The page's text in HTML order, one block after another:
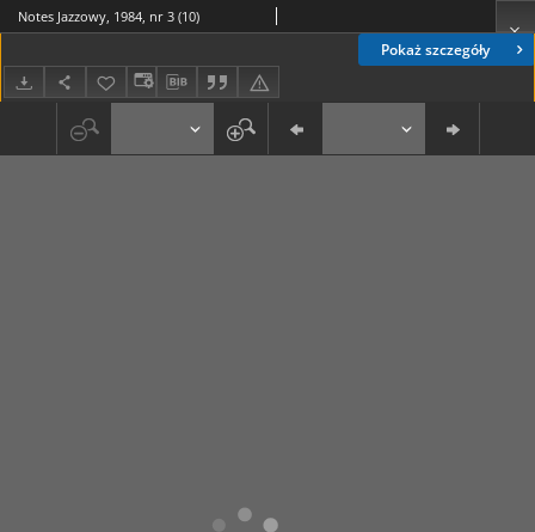
Pokaż szczegóły
Notes Jazzowy, 1984, nr 3 (10)